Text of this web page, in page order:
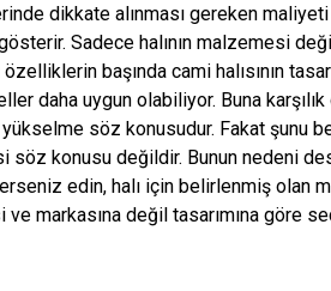
dikkate alınması gereken maliyeti
Sadece halının malzemesi
başında cami halısının
daha uygun olabiliyor. Buna
söz konusudur. Fakat şunu
söz konusu değildir. Bunun nedeni
edin, halı için belirlenmiş olan
ve markasına değil tasarımına göre